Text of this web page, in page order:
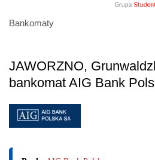
Bankomaty
JAWORZNO,
bankomat AIG Bank